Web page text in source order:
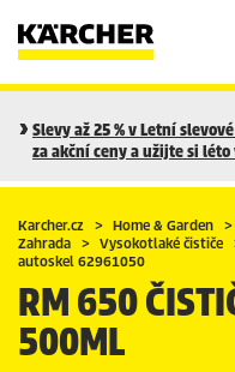
Slevy až 25 % v Letní
za akční ceny a užijte si
Karcher.cz Home & Garden
Zahrada
Vysokotlaké čističe
autoskel 62961050
RM 650
500ML